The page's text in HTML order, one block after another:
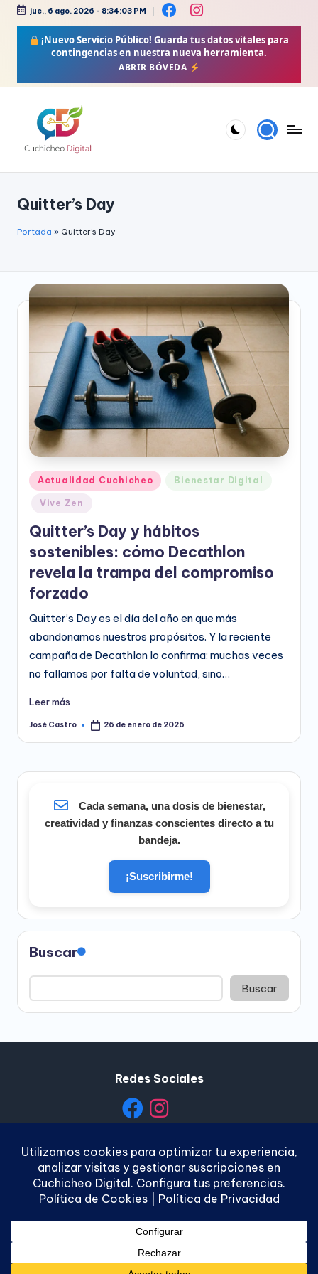
jue., 6 ago. 2026 - 8:34:03 PM
¡Nuevo Servicio Público! Guarda tus datos vitales para
contingencias en nuestra nueva herramienta.
ABRIR BÓVEDA
c
h
c
h
e
o
g
it
a
Crochet,
Quitter’s Day
Portada » Quitter’s Day
Publicado
en
Actualidad Cuchicheo Bienestar Digital
Vive Zen
Quitter’s Day y hábitos
sostenibles: cómo Decathlon
revela la trampa del compromiso
forzado
Quitter’s Day es el día del año en que más
abandonamos nuestros propósitos. Y la reciente
campaña de Decathlon lo confirma: muchas veces
no fallamos por falta de voluntad, sino…
Leer más
Publicado
José Castro 26 de enero de 2026
Cada semana, una dosis de bienestar,
creatividad y finanzas conscientes directo a tu
bandeja.
¡Suscribirme!
Buscar
Buscar
Redes Sociales
Política de Privacidad | Política de Cookies
Términos y
Condiciones | Contacto
Copyright 2026 —Cuchicheo Digital. Todos los